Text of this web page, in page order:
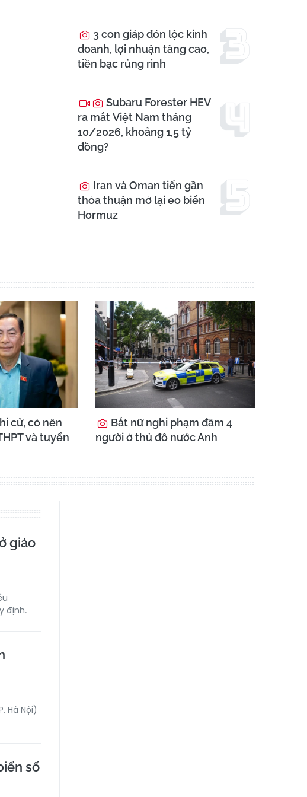
3 con giáp đón lộc kinh
doanh, lợi nhuận tăng cao,
tiền bạc rủng rỉnh
Subaru Forester HEV
ra mắt Việt Nam tháng
10/2026, khoảng 1,5 tỷ
đồng?
Iran và Oman tiến gần
thỏa thuận mở lại eo biển
Hormuz
cử, có nên
và tuyển
Bắt nữ nghi phạm đâm 4
người ở thủ đô nước Anh
giáo
định.
Hà Nội)
số